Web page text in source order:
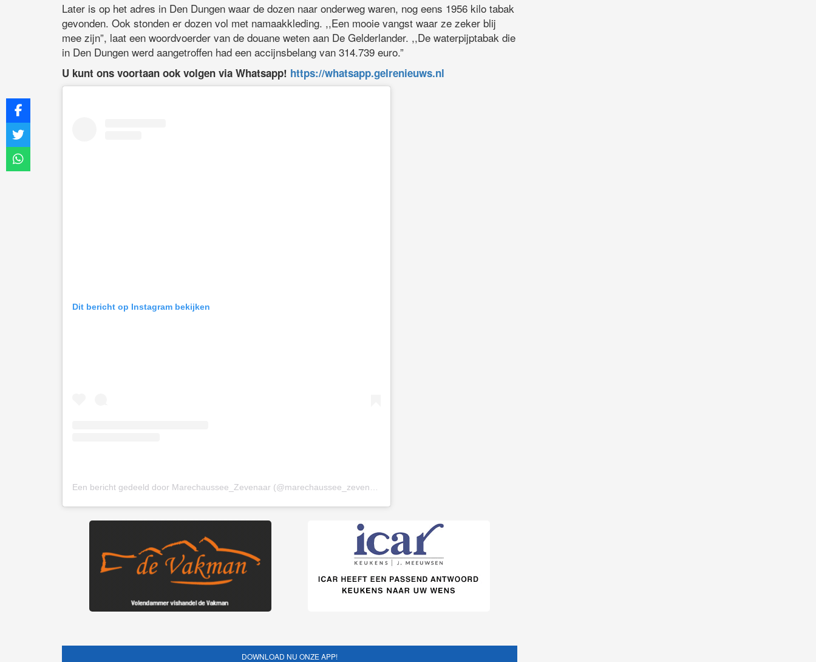
Later is op het adres in Den Dungen waar de dozen naar onderweg waren, nog eens 1956 kilo tabak
gevonden. Ook stonden er dozen vol met namaakkleding. ,,Een mooie vangst waar ze zeker blij
mee zijn”, laat een woordvoerder van de douane weten aan De Gelderlander. ,,De waterpijptabak die
in Den Dungen werd aangetroffen had een accijnsbelang van 314.739 euro.”
U kunt ons voortaan ook volgen via Whatsapp! https://whatsapp.gelrenieuws.nl
Dit bericht op Instagram bekijken
DOWNLOAD NU ONZE APP!
Download nu onze app, en blijf altijd op de hoogte van het laatste nieuws!
Buurtbewoners melden
Vrachtwagen met pech op